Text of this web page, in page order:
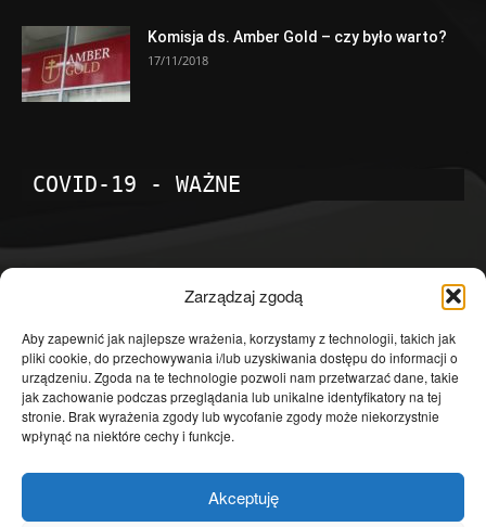
Zarządzaj zgodą
Aby zapewnić jak najlepsze wrażenia, korzystamy z technologii, takich jak
pliki cookie, do przechowywania i/lub uzyskiwania dostępu do informacji o
urządzeniu. Zgoda na te technologie pozwoli nam przetwarzać dane, takie
jak zachowanie podczas przeglądania lub unikalne identyfikatory na tej
stronie. Brak wyrażenia zgody lub wycofanie zgody może niekorzystnie
wpłynąć na niektóre cechy i funkcje.
Akceptuję
Komisja ds. Amber Gold – czy było warto?
17/11/2018
COVID-19 - WAŻNE
Temat dnia
4601
Publicystyka
4363
Polityka
3639
Polska
Społeczeństwo
2823